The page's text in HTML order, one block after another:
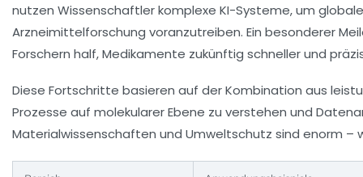
nutzen Wissenschaftler komplexe KI-Systeme, um
Arzneimittelforschung voranzutreiben. Ein besonderer
Forschern half, Medikamente zukünftig schneller und
Diese Fortschritte basieren auf der Kombination aus
Prozesse auf molekularer Ebene zu verstehen und
Materialwissenschaften und Umweltschutz sind enorm –